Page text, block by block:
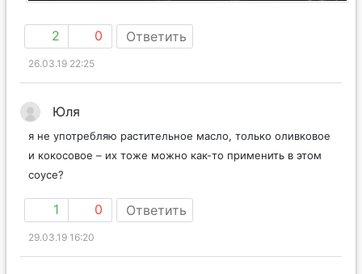
2 0 Ответить
26.03.19 22:25
Юля
я не употребляю растительное масло, только оливковое
и кокосовое – их тоже можно как-то применить в этом
соусе?
1 0 Ответить
29.03.19 16:20